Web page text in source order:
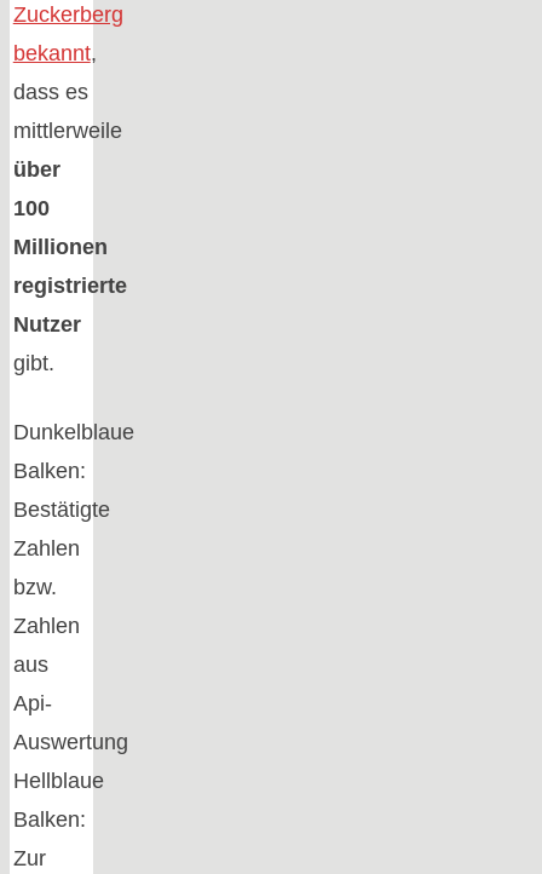
Zuckerberg
bekannt,
dass es
mittlerweile
über
100
Millionen
registrierte
Nutzer
gibt.
Dunkelblaue
Balken:
Bestätigte
Zahlen
bzw.
Zahlen
aus
Api-
Auswertung
Hellblaue
Balken:
Zur